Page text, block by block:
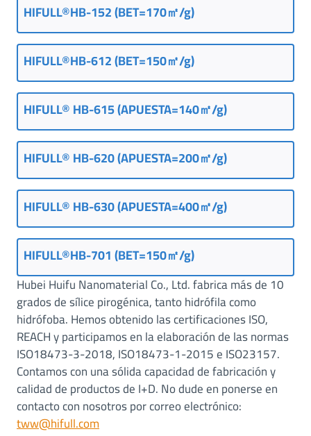
HIFULL®HB-152 (BET=170㎡/g)
HIFULL®HB-612 (BET=150㎡/g)
HIFULL® HB-615 (APUESTA=140㎡/g)
HIFULL® HB-620 (APUESTA=200㎡/g)
HIFULL® HB-630 (APUESTA=400㎡/g)
HIFULL®HB-701 (BET=150㎡/g)
Hubei Huifu Nanomaterial Co., Ltd. fabrica más de 10
grados de sílice pirogénica, tanto hidrófila como
hidrófoba. Hemos obtenido las certificaciones ISO,
REACH y participamos en la elaboración de las normas
ISO18473-3-2018, ISO18473-1-2015 e ISO23157.
Contamos con una sólida capacidad de fabricación y
calidad de productos de I+D. No dude en ponerse en
contacto con nosotros por correo electrónico:
tww@hifull.com